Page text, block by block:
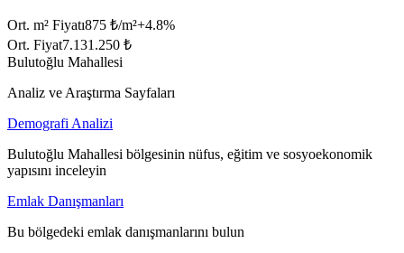
Ort. m² Fiyatı875 ₺/m²+4.8%
Ort. Fiyat7.131.250 ₺
Bulutoğlu Mahallesi
Analiz ve Araştırma Sayfaları
Demografi Analizi
Bulutoğlu Mahallesi bölgesinin nüfus, eğitim ve sosyoekonomik
yapısını inceleyin
Emlak Danışmanları
Bu bölgedeki emlak danışmanlarını bulun